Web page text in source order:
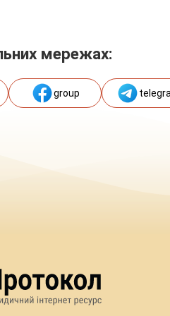
мережах:
group